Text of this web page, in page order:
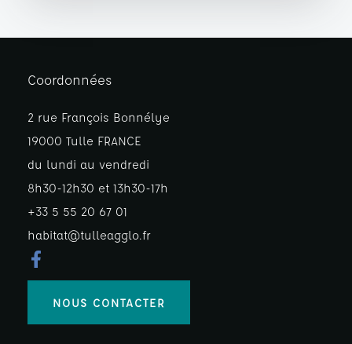
Coordonnées
2 rue François Bonnélye
19000 Tulle FRANCE
du lundi au vendredi
8h30-12h30 et 13h30-17h
+33 5 55 20 67 01
habitat@tulleagglo.fr
NOUS CONTACTER